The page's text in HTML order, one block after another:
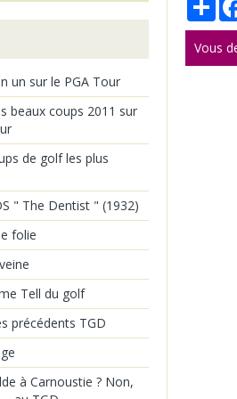
Vous
un sur le PGA Tour
beaux coups 2011 sur
de golf les plus
" The Dentist " (1932)
folie
Tell du golf
précédents TGD
à Carnoustie ? Non,